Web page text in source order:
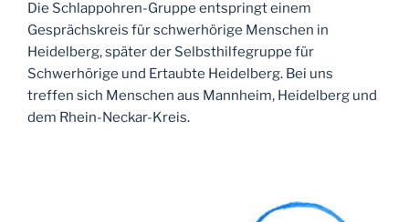
Die Schlappohren-Gruppe entspringt einem
Gesprächskreis für schwerhörige Menschen in
Heidelberg, später der Selbsthilfegruppe für
Schwerhörige und Ertaubte Heidelberg. Bei uns
treffen sich Menschen aus Mannheim, Heidelberg und
dem Rhein-Neckar-Kreis.